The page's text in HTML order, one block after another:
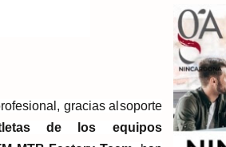
gracias al soporte
de los equipos